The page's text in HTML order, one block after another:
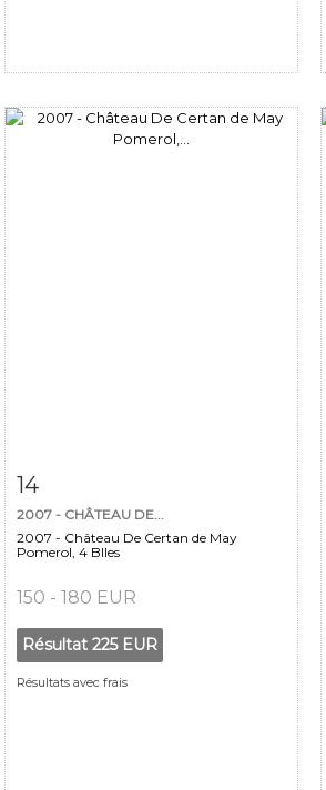
Fiche détaillée
14
2007 - CHÂTEAU DE...
2007 - Château De Certan de May
Pomerol, 4 Blles
150 - 180 EUR
Résultat 225 EUR
Résultats avec frais